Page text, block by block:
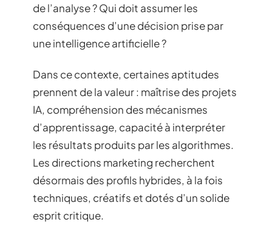
de l’analyse ? Qui doit assumer les
conséquences d’une décision prise par
une intelligence artificielle ?
Dans ce contexte, certaines aptitudes
prennent de la valeur : maîtrise des projets
IA, compréhension des mécanismes
d’apprentissage, capacité à interpréter
les résultats produits par les algorithmes.
Les directions marketing recherchent
désormais des profils hybrides, à la fois
techniques, créatifs et dotés d’un solide
esprit critique.